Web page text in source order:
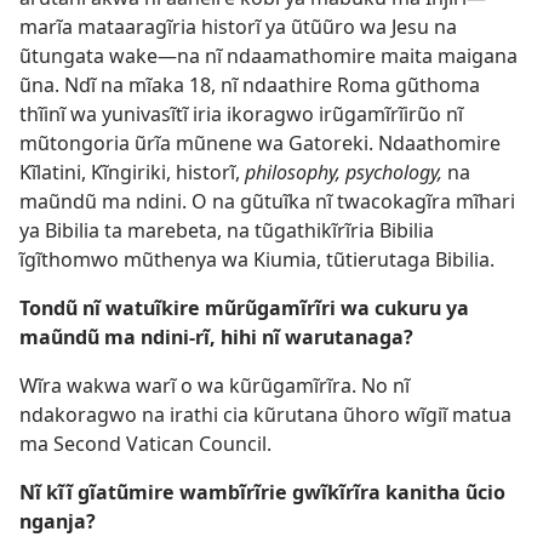
marĩa mataaragĩria historĩ ya ũtũũro wa Jesu na
ũtungata wake​—na nĩ ndaamathomire maita maigana
ũna. Ndĩ na mĩaka 18, nĩ ndaathire Roma gũthoma
thĩinĩ wa yunivasĩtĩ iria ikoragwo irũgamĩrĩirũo nĩ
mũtongoria ũrĩa mũnene wa Gatoreki. Ndaathomire
Kĩlatini, Kĩngiriki, historĩ, philosophy, psychology, na
maũndũ ma ndini. O na gũtuĩka nĩ twacokagĩra mĩhari
ya Bibilia ta marebeta, na tũgathikĩrĩria Bibilia
ĩgĩthomwo mũthenya wa Kiumia, tũtierutaga Bibilia.
Tondũ nĩ watuĩkire mũrũgamĩrĩri wa cukuru ya
maũndũ ma ndini-rĩ, hihi nĩ warutanaga?
Wĩra wakwa warĩ o wa kũrũgamĩrĩra. No nĩ
ndakoragwo na irathi cia kũrutana ũhoro wĩgiĩ matua
ma Second Vatican Council.
Nĩ kĩĩ gĩatũmire wambĩrĩrie gwĩkĩrĩra kanitha ũcio
nganja?